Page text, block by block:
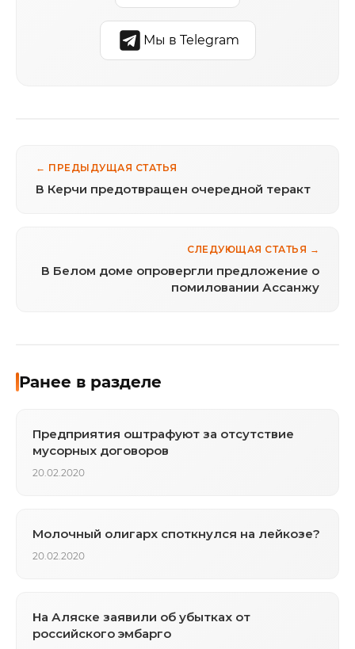
Мы в Telegram
← ПРЕДЫДУЩАЯ СТАТЬЯ
В Керчи предотвращен очередной теракт
СЛЕДУЮЩАЯ СТАТЬЯ →
В Белом доме опровергли предложение о
помиловании Ассанжу
Ранее в разделе
Предприятия оштрафуют за отсутствие
мусорных договоров
20.02.2020
Молочный олигарх споткнулся на лейкозе?
20.02.2020
На Аляске заявили об убытках от
российского эмбарго